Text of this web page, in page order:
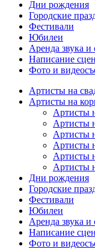
Дни рождения
Городские
Фестивали
Юбилеи
Аренда звука и
Написание
Фото и
Артисты на
Артисты на
Артисты
Артисты
Артисты
Артисты
Артисты
Артисты
Дни рождения
Городские
Фестивали
Юбилеи
Аренда звука и
Написание
Фото и